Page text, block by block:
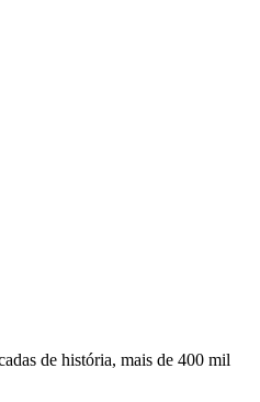
de história, mais de 400 mil